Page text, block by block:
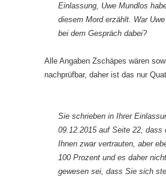
Einlassung, Uwe Mundlos
diesem Mord erzählt. War
bei dem Gespräch dabei?
Alle Angaben Zschäpes wären
nachprüfbar, daher ist das nur
Sie schrieben in Ihrer
09.12.2015 auf Seite 22, dass
Ihnen zwar vertrauten, aber
100 Prozent und es daher
gewesen sei, dass Sie sich